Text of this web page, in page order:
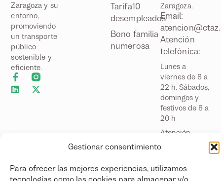
Gestionar consentimiento
Para ofrecer las mejores experiencias, utilizamos
tecnologías como las cookies para almacenar y/o
Zaragoza y su
entorno,
promoviendo
un transporte
público
sostenible y
eficiente.
Tarifa10
desempleados
Bono familia
numerosa
Zaragoza.
Email:
Atención
telefónica:
Lunes a
viernes de 8 a
22 h. Sábados,
domingos y
festivos de 8 a
20 h
Atención
viernes
laborables de